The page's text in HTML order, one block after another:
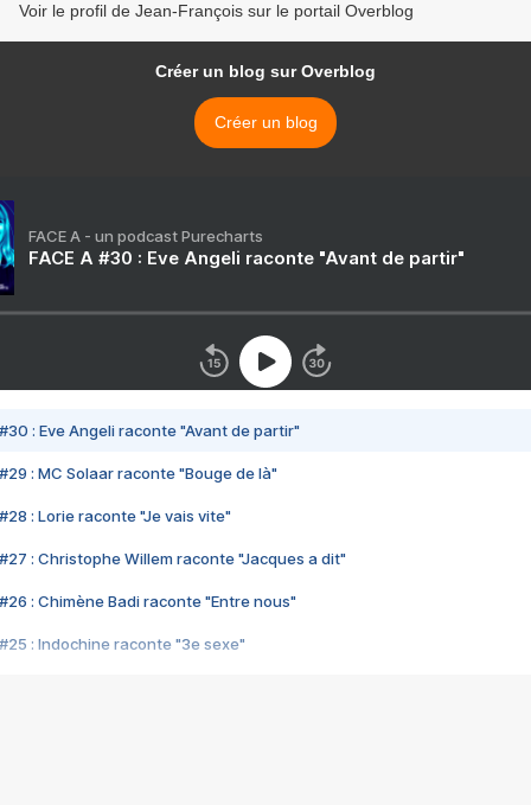
Voir le profil de Jean-François sur le portail Overblog
Créer un blog sur Overblog
Créer un blog
FACE A - un podcast Purecharts
FACE A #30 : Eve Angeli raconte "Avant de partir"
#30 : Eve Angeli raconte "Avant de partir"
#29 : MC Solaar raconte "Bouge de là"
#28 : Lorie raconte "Je vais vite"
#27 : Christophe Willem raconte "Jacques a dit"
#26 : Chimène Badi raconte "Entre nous"
#25 : Indochine raconte "3e sexe"